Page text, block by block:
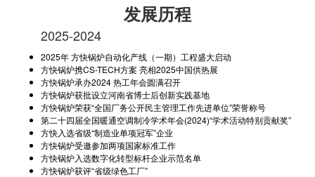
发展历程
2025-2024
2025年 方快锅炉自动化产线（一期）工程盛大启动
方快锅炉携CS-TECH方案 亮相2025中国供热展
方快锅炉承办2024 热工年会圆满召开
方快锅炉获批设立河南省博士后创新实践基地
方快锅炉荣获“全国厂务公开民主管理工作先进单位”荣誉称号
第二十四届全国暖通空调制冷学术年会(2024)“学术活动特别贡献奖”
方快入选省级“制造业单项冠军”企业
方快锅炉受邀参加两项国家标准工作
方快锅炉入选数字化转型标杆企业示范名单
方快锅炉获评“省级绿色工厂”